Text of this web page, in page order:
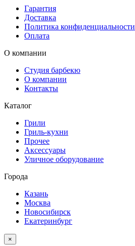
Гарантия
Доставка
Политика конфиденциальности
Оплата
О компании
Студия барбекю
О компании
Контакты
Каталог
Грили
Гриль-кухни
Прочее
Аксессуары
Уличное оборудование
Города
Казань
Москва
Новосибирск
Екатеринбург
×